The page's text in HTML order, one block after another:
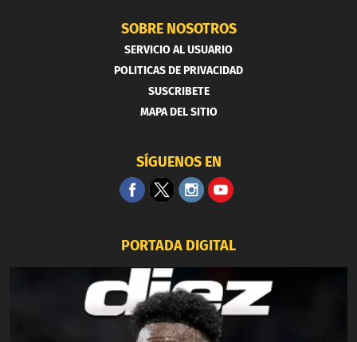
SOBRE NOSOTROS
SERVICIO AL USUARIO
POLITICAS DE PRIVACIDAD
SUSCRIBETE
MAPA DEL SITIO
SÍGUENOS EN
PORTADA DIGITAL